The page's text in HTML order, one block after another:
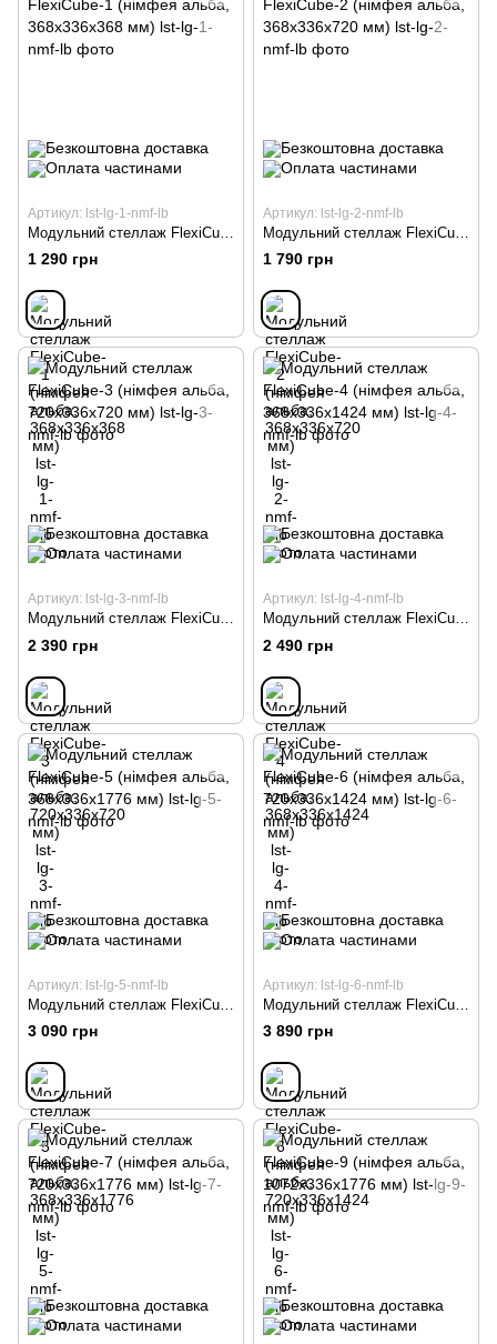
Артикул: lst-lg-1-nmf-lb
1 290 грн
Артикул: lst-lg-2-nmf-lb
1 790 грн
Артикул: lst-lg-3-nmf-lb
Модульний стеллаж FlexiCube-3 (німфея альба, 720х336х720 мм)
2 390 грн
Артикул: lst-lg-4-nmf-lb
Модульний стеллаж FlexiCube-4 (німфея альба, 368х336х1424 мм)
2 490 грн
Артикул: lst-lg-5-nmf-lb
3 090 грн
Артикул: lst-lg-6-nmf-lb
3 890 грн